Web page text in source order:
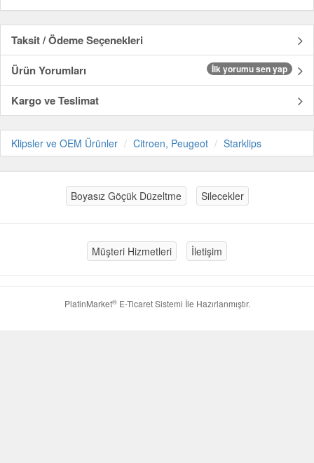
Taksit / Ödeme Seçenekleri
Ürün Yorumları
İlk yorumu sen yap
Kargo ve Teslimat
Klipsler ve OEM Ürünler Citroen, Peugeot Starklips
Boyasız Göçük Düzeltme Silecekler
Müşteri Hizmetleri İletişim
PlatinMarket®E-Ticaret Sistemi İle Hazırlanmıştır.